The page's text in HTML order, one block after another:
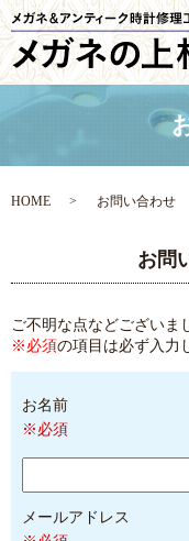
HOME お問い合わせ
お問
ご不明な点などございま
※必須の項目は必ず入力
お名前
※必須
メールアドレス